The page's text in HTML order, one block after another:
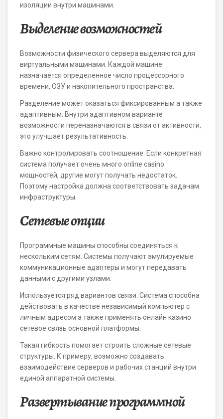
изоляции внутри машинами.
Выделение возможностей
Возможности физического сервера выделяются для
виртуальными машинами. Каждой машине
назначается определенное число процессорного
времени, ОЗУ и накопительного пространства.
Разделение может оказаться фиксированным а также
адаптивным. Внутри адаптивном варианте
возможности переназначаются в связи от активности,
это улучшает результативность.
Важно контролировать соотношение. Если конкретная
система получает очень много online casino
мощностей, другие могут получать недостаток.
Поэтому настройка должна соответствовать задачам
инфраструктуры.
Сетевые опции
Программные машины способны соединяться к
нескольким сетям. Системы получают эмулируемые
коммуникационные адаптеры и могут передавать
данными с другими узлами.
Используется ряд вариантов связи. Система способна
действовать в качестве независимый компьютер с
личным адресом а также применять онлайн казино
сетевое связь основной платформы.
Такая гибкость помогает строить сложные сетевые
структуры. К примеру, возможно создавать
взаимодействие серверов и рабочих станций внутри
единой аппаратной системы.
Развертывание программной